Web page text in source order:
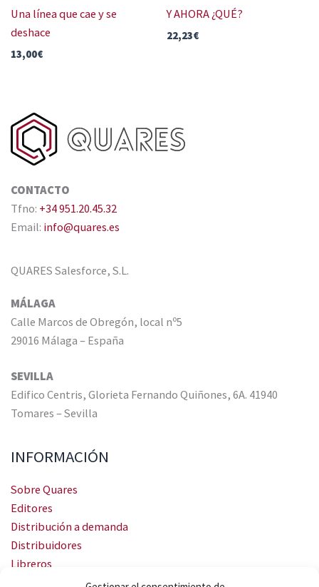
Una línea que cae y se
deshace
13,00€
Y AHORA ¿QUÉ?
22,23€
CONTACTO
Tfno: +34 951.20.45.32
Email: info@quares.es
QUARES Salesforce, S.L.
MÁLAGA
Calle Marcos de Obregón, local nº5
29016 Málaga – España
SEVILLA
Edifico Centris, Glorieta Fernando Quiñones, 6A. 41940
Tomares – Sevilla
INFORMACIÓN
Sobre Quares
Editores
Distribución a demanda
Distribuidores
Libreros
Servicio Landingweb